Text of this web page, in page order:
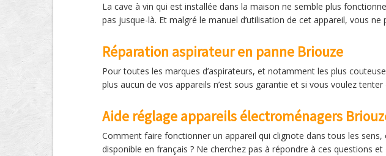
La cave à vin qui est installée dans la maison ne semble plus
pas jusque-là. Et malgré le manuel d’utilisation de cet appareil, vous
Réparation aspirateur en panne Briouze
Pour toutes les marques d’aspirateurs, et notamment les plus
plus aucun de vos appareils n’est sous garantie et si vous voulez
Aide réglage appareils électroménagers
Comment faire fonctionner un appareil qui clignote dans tous les sens,
disponible en français ? Ne cherchez pas à répondre à ces questions